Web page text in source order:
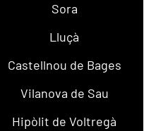
Sora
Lluçà
Castellnou de Bages
Vilanova de Sau
Hipòlit de Voltregà